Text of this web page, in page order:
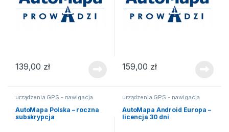
139,00 zł 159,00 zł
urządzenia GPS - nawigacja
satelitarna
AutoMapa Polska – roczna
subskrypcja
urządzenia GPS - nawigacja
satelitarna
AutoMapa Android Europa –
licencja 30 dni